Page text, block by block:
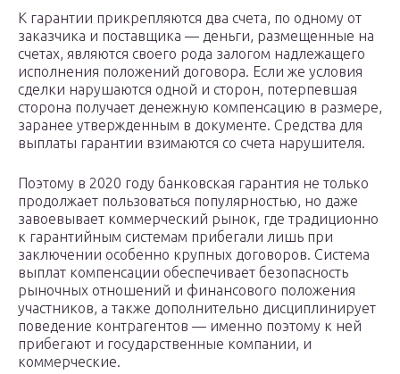
К гарантии прикрепляются два счета, по одному от
заказчика и поставщика — деньги, размещенные на
счетах, являются своего рода залогом надлежащего
исполнения положений договора. Если же условия
сделки нарушаются одной и сторон, потерпевшая
сторона получает денежную компенсацию в размере,
заранее утвержденным в документе. Средства для
выплаты гарантии взимаются со счета нарушителя.
Поэтому в 2020 году банковская гарантия не только
продолжает пользоваться популярностью, но даже
завоевывает коммерческий рынок, где традиционно
к гарантийным системам прибегали лишь при
заключении особенно крупных договоров. Система
выплат компенсации обеспечивает безопасность
рыночных отношений и финансового положения
участников, а также дополнительно дисциплинирует
поведение контрагентов — именно поэтому к ней
прибегают и государственные компании, и
коммерческие.